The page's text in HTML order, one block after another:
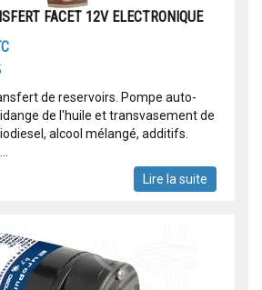
FACET 12V ELECTRONIQUE
de reservoirs. Pompe auto-
de l'huile et transvasement de
alcool mélangé, additifs.
Lire la suite